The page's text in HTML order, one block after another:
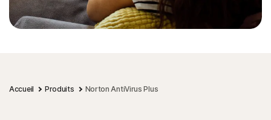
Accueil Produits Norton AntiVirus Plus